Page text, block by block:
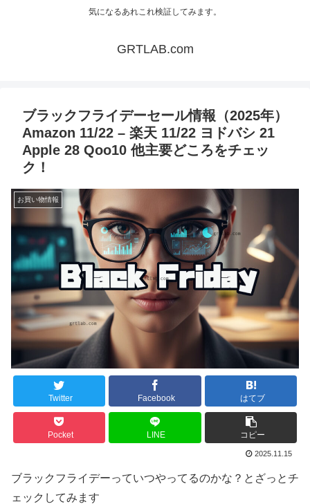
気になるあれこれ検証してみます。
GRTLAB.com
ブラックフライデーセール情報（2025年）
Amazon 11/22 – 楽天 11/22 ヨドバシ 21
Apple 28 Qoo10 他主要どころをチェッ
ク！
お買い物情報
Twitter Facebook はてブ
Pocket LINE コピー
2025.11.15
ブラックフライデーっていつやってるのかな？とざっとチ
ェックしてみます